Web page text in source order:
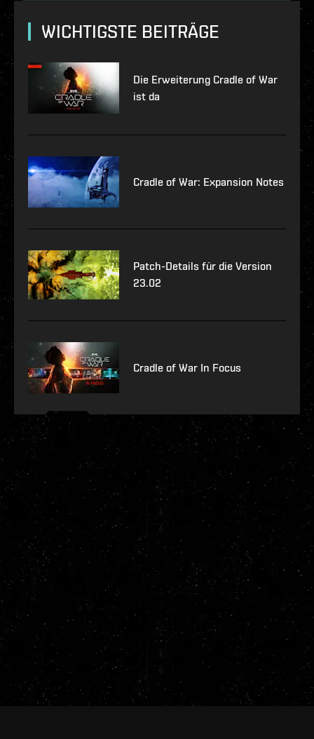
WICHTIGSTE BEITRÄGE
Die Erweiterung Cradle of War
ist da
Cradle of War: Expansion Notes
Patch-Details für die Version
23.02
Cradle of War In Focus